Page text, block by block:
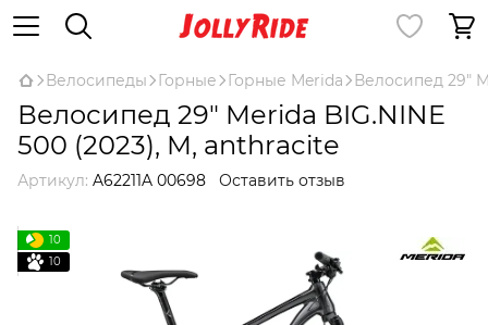
Велосипеды Горные Горные Merida Велосипед 29"
Велосипед 29" Merida BIG.NINE
500 (2023), M, anthracite
Артикул: A62211A 00698 Оставить отзыв
10
10